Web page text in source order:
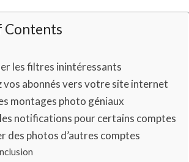
Contents
les filtres inintéressants
vos abonnés vers votre site internet
montages photo géniaux
notifications pour certains comptes
des photos d’autres comptes